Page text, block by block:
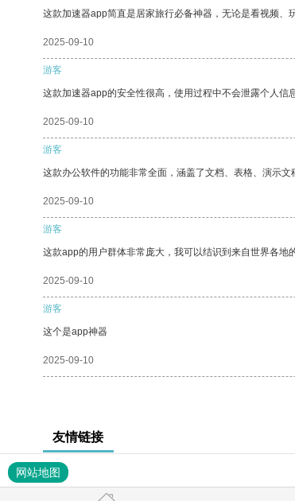
这款加速器app简直是居家旅行必备神器，无论是看视频、
2025-09-10
游客
这款加速器app的安全性很高，使用过程中不会泄露个人信
2025-09-10
游客
这款办公软件的功能非常全面，涵盖了文档、表格、演示
2025-09-10
游客
这款app的用户群体非常庞大，我可以结识到来自世界各地
2025-09-10
游客
这个是app神器
2025-09-10
友情链接
网站地图